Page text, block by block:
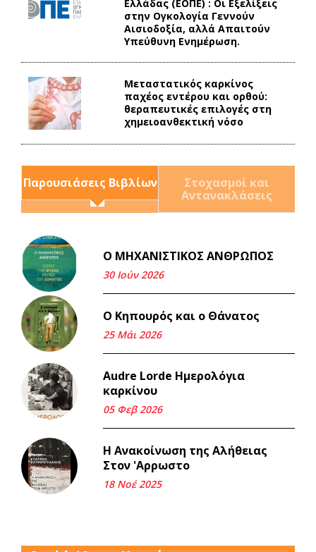
Ελλάδας (ΕΟΠΕ) : Οι Εξελίξεις
στην Ογκολογία Γεννούν
Αισιοδοξία, αλλά Απαιτούν
Υπεύθυνη Ενημέρωση.
Mεταστατικός καρκίνος
παχέος εντέρου και ορθού:
θεραπευτικές επιλογές στη
χημειοανθεκτική νόσο
Παρουσιάσεις Βιβλίων
Στοχασμοί και
Αντανακλάσεις
Ο ΜΗΧΑΝΙΣΤΙΚΟΣ ΑΝΘΡΩΠΟΣ
30 Ιούν 2026
Ο Κηπουρός και ο Θάνατος
25 Μάι 2026
Audre Lorde Ημερολόγια
καρκίνου
05 Φεβ 2026
Η Ανακοίνωση της Αλήθειας
Στον 'Αρρωστο
18 Νοέ 2025
Και τα λεφτά ξαναγυρίζουν
σε σένα.
Μνήμη Νίκου Μαλάμου
Iμάντες και μετα - πράτες
(βαποράκια) μέρος
δεύτερον, με τον τρόπο του
06 Φεβ 2026